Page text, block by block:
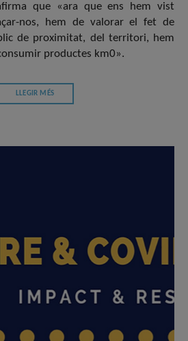
que «ara que ens hem vist
nos, hem de valorar el fet de
de proximitat, del territori, hem
productes km0».
LLEGIR MÉS